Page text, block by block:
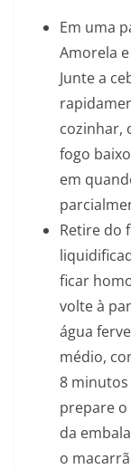
Em uma
Amorela
Junte a
cozinhar,
fogo
em
Retire do
ficar
volte à
água
médio,
8
prepare
da
o